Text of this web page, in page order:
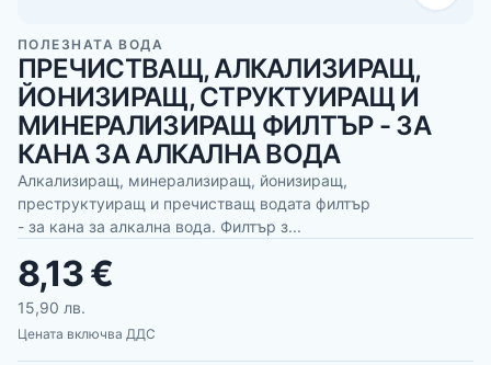
ПОЛЕЗНАТА ВОДА
ПРЕЧИСТВАЩ, АЛКАЛИЗИРАЩ,
ЙОНИЗИРАЩ, СТРУКТУИРАЩ И
МИНЕРАЛИЗИРАЩ ФИЛТЪР - ЗА
КАНА ЗА АЛКАЛНА ВОДА
Алкализиращ, минерализиращ, йонизиращ,
преструктуиращ и пречистващ водата филтър
- за кана за алкална вода. Филтър з...
8,13 €
15,90 лв.
Цената включва ДДС